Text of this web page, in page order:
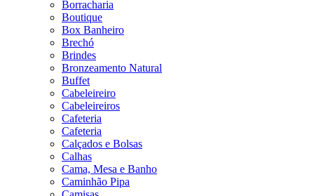
Borracharia
Boutique
Box Banheiro
Brechó
Brindes
Bronzeamento Natural
Buffet
Cabeleireiro
Cabeleireiros
Cafeteria
Cafeteria
Calçados e Bolsas
Calhas
Cama, Mesa e Banho
Caminhão Pipa